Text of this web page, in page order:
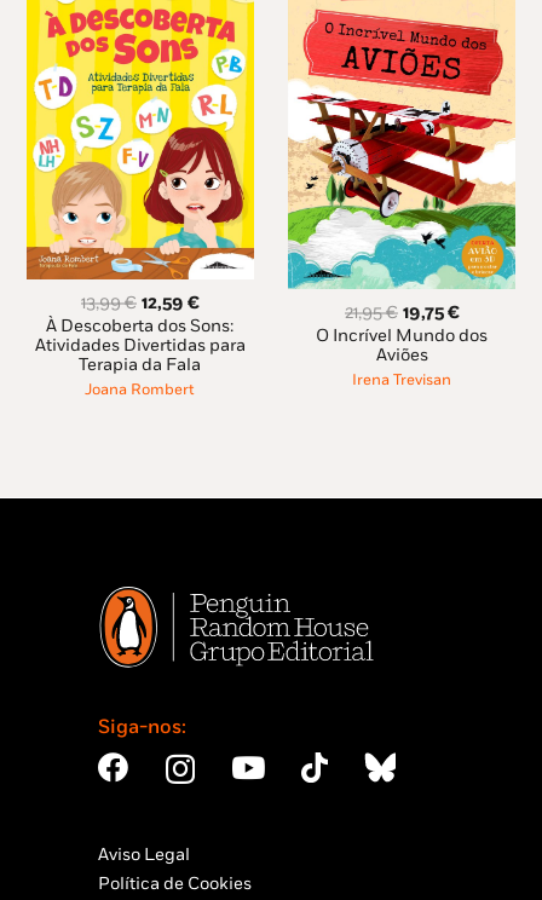
13,99€ O
preço
original
era:
13,99 €.
12,59 €O
preço
atual
é:
À Descoberta dos Sons:
Atividades Divertidas para
Terapia da Fala
Joana Rombert
21,95€ O
preço
original
era:
19,75€O
preço
O Incrível Mundo dos
Aviões
Irena Trevisan
Siga-nos:
Aviso Legal
Política de Cookies